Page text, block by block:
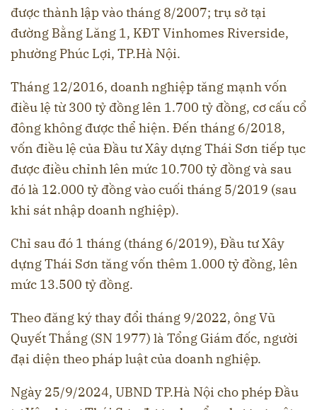
được thành lập vào tháng 8/2007; trụ sở tại
đường Bằng Lăng 1, KĐT Vinhomes Riverside,
phường Phúc Lợi, TP.Hà Nội.
Tháng 12/2016, doanh nghiệp tăng mạnh vốn
điều lệ từ 300 tỷ đồng lên 1.700 tỷ đồng, cơ cấu cổ
đông không được thể hiện. Đến tháng 6/2018,
vốn điều lệ của Đầu tư Xây dựng Thái Sơn tiếp tục
được điều chỉnh lên mức 10.700 tỷ đồng và sau
đó là 12.000 tỷ đồng vào cuối tháng 5/2019 (sau
khi sát nhập doanh nghiệp).
Chỉ sau đó 1 tháng (tháng 6/2019), Đầu tư Xây
dựng Thái Sơn tăng vốn thêm 1.000 tỷ đồng, lên
mức 13.500 tỷ đồng.
Theo đăng ký thay đổi tháng 9/2022, ông Vũ
Quyết Thắng (SN 1977) là Tổng Giám đốc, người
đại diện theo pháp luật của doanh nghiệp.
Ngày 25/9/2024, UBND TP.Hà Nội cho phép Đầu